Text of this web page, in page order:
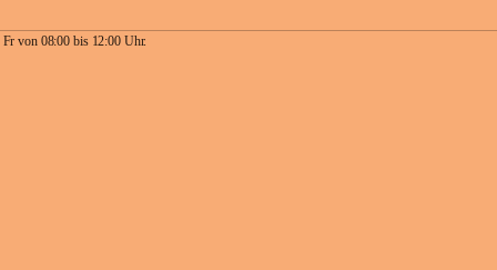
von 08:00 bis 12:00 Uhr.